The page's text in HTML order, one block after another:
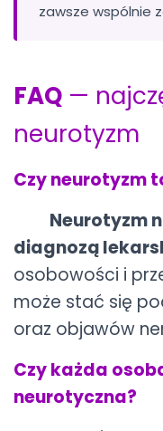
zawsze wspólnie
FAQ —
neurotyzm
Czy neurotyzm
Neurotyzm
diagnozą
osobowości i
może stać się
oraz objawów
Czy każda
neurotyczna?